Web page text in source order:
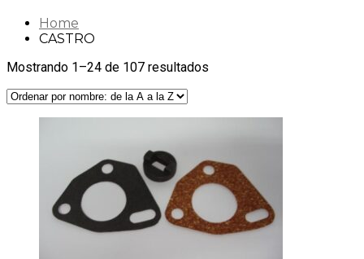
Home
CASTRO
Mostrando 1–24 de 107 resultados